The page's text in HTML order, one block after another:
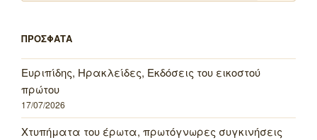
ΠΡΟΣΦΑΤΑ
Ευριπίδης, Ηρακλείδες, Εκδόσεις του εικοστού
πρώτου
17/07/2026
Χτυπήματα του έρωτα, πρωτόγνωρες συγκινήσεις